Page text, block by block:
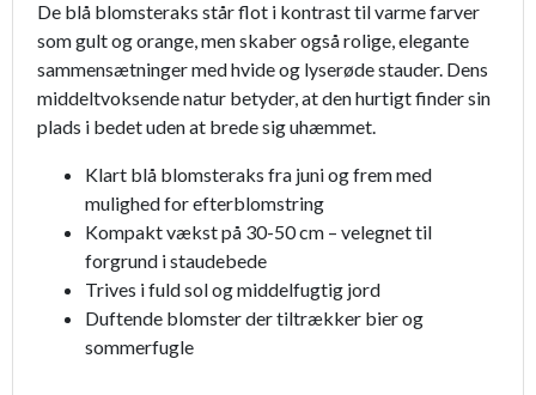
De blå blomsteraks står flot i kontrast til varme farver
som gult og orange, men skaber også rolige, elegante
sammensætninger med hvide og lyserøde stauder. Dens
middeltvoksende natur betyder, at den hurtigt finder sin
plads i bedet uden at brede sig uhæmmet.
Klart blå blomsteraks fra juni og frem med
mulighed for efterblomstring
Kompakt vækst på 30-50 cm – velegnet til
forgrund i staudebede
Trives i fuld sol og middelfugtig jord
Duftende blomster der tiltrækker bier og
sommerfugle